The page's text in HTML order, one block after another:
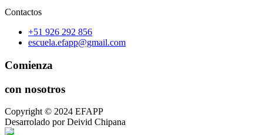
Contactos
+51 926 292 856
escuela.efapp@gmail.com
Comienza
con nosotros
Copyright © 2024 EFAPP
Desarrolado por Deivid Chipana